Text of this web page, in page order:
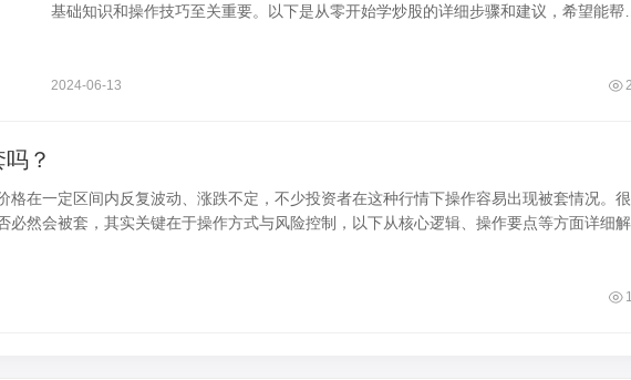
基础知识和操作技巧至关重要。以下是从零开始学炒股的详细步骤和建议，希望能帮助
2024-06-13
？
格在一定区间内反复波动、涨跌不定，不少投资者在这种行情下操作容易出现被套情况。
必然会被套，其实关键在于操作方式与风险控制，以下从核心逻辑、操作要点等方面详细解